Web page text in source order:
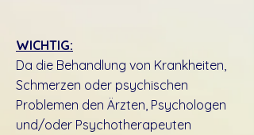
WICHTIG:
Da die Behandlung von Krankheiten,
Schmerzen oder psychischen
Problemen den Ärzten, Psychologen
und/oder Psychotherapeuten